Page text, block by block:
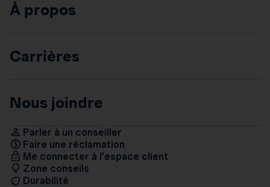
À propos
Carrières
Nous joindre
Parler à un conseiller
Faire une réclamation
Me connecter à l’espace client
Zone conseils
Durabilité